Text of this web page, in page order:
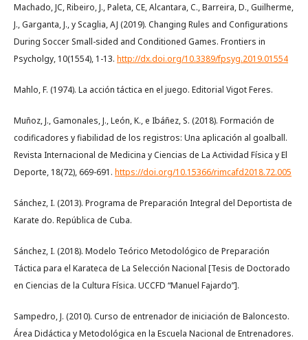
Machado, JC, Ribeiro, J., Paleta, CE, Alcantara, C., Barreira, D., Guilherme,
J., Garganta, J., y Scaglia, AJ (2019). Changing Rules and Configurations
During Soccer Small-sided and Conditioned Games. Frontiers in
Psycholgy, 10(1554), 1-13. http://dx.doi.org/10.3389/fpsyg.2019.01554
Mahlo, F. (1974). La acción táctica en el juego. Editorial Vigot Feres.
Muñoz, J., Gamonales, J., León, K., e Ibáñez, S. (2018). Formación de
codificadores y fiabilidad de los registros: Una aplicación al goalball.
Revista Internacional de Medicina y Ciencias de La Actividad Física y El
Deporte, 18(72), 669-691. https://doi.org/10.15366/rimcafd2018.72.005
Sánchez, I. (2013). Programa de Preparación Integral del Deportista de
Karate do. República de Cuba.
Sánchez, I. (2018). Modelo Teórico Metodológico de Preparación
Táctica para el Karateca de La Selección Nacional [Tesis de Doctorado
en Ciencias de la Cultura Física. UCCFD “Manuel Fajardo”].
Sampedro, J. (2010). Curso de entrenador de iniciación de Baloncesto.
Área Didáctica y Metodológica en la Escuela Nacional de Entrenadores.